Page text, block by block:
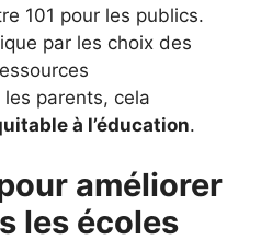
101 pour les publics.
par les choix des
parents, cela
à l’éducation.
améliorer
les écoles